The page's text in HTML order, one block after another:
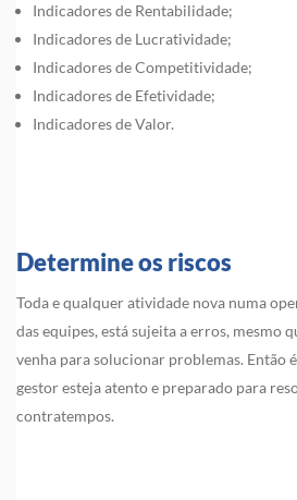
Indicadores de Rentabilidade;
Indicadores de Lucratividade;
Indicadores de Competitividade;
Indicadores de Efetividade;
Indicadores de Valor.
Determine os riscos
Toda e qualquer atividade nova numa
das equipes, está sujeita a erros, mesmo
venha para solucionar problemas. Então
gestor esteja atento e preparado para
contratempos.